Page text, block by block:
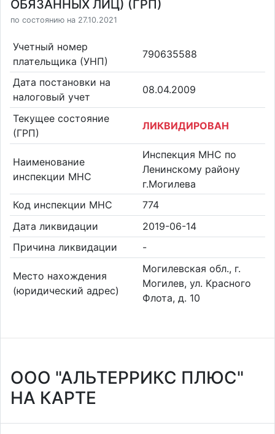
ОБЯЗАННЫХ ЛИЦ) (ГРП)
по состоянию на 27.10.2021
Учетный номер
плательщика (УНП)
790635588
Дата постановки на
налоговый учет
08.04.2009
Текущее состояние
(ГРП)
ЛИКВИДИРОВАН
Наименование
инспекции МНС
Инспекция МНС по
Ленинскому району
г.Могилева
Код инспекции МНС
774
Дата ликвидации
2019-06-14
Причина ликвидации
-
Место нахождения
(юридический адрес)
Могилевская обл., г.
Могилев, ул. Красного
Флота, д. 10
ООО "АЛЬТЕРРИКС ПЛЮС"
НА КАРТЕ